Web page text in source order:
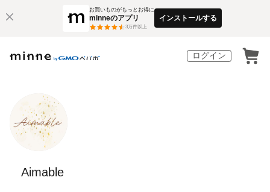
お買いものがもっとお得に
minneのアプリ
3万件以上
インストールする
ログイン
Aimable